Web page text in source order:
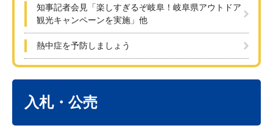
知事記者会見「楽しすぎるぞ岐阜！岐阜県アウトドア
観光キャンペーンを実施」他
熱中症を予防しましょう
入札・公売